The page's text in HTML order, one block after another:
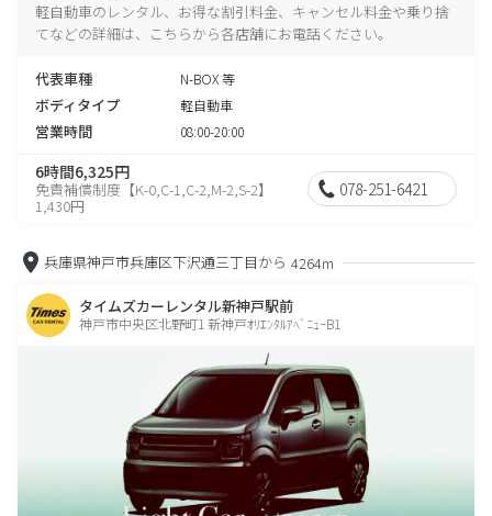
軽自動車のレンタル、お得な割引料金、キャンセル料金や乗り捨
てなどの詳細は、こちらから各店舗にお電話ください。
代表車種 N-BOX 等
ボディタイプ 軽自動車
営業時間 08:00-20:00
6時間6,325円
免責補償制度【K-0,C-1,C-2,M-2,S-2】
1,430円
078-251-6421
兵庫県神戸市兵庫区下沢通三丁目から 4264m
タイムズカーレンタル新神戸駅前
神戸市中央区北野町1 新神戸ｵﾘｴﾝﾀﾙｱﾍﾞﾆｭｰB1